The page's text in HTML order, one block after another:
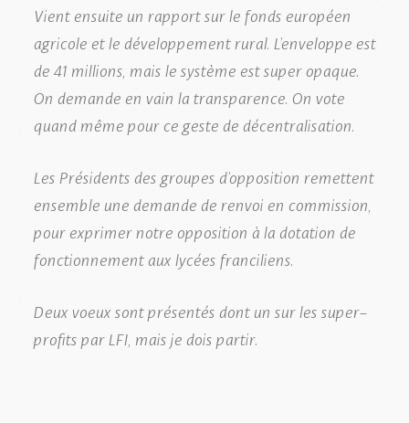
Vient ensuite un rapport sur le fonds européen
agricole et le développement rural. L’enveloppe est
de 41 millions, mais le système est super opaque.
On demande en vain la transparence. On vote
quand même pour ce geste de décentralisation.
Les Présidents des groupes d’opposition remettent
ensemble une demande de renvoi en commission,
pour exprimer notre opposition à la dotation de
fonctionnement aux lycées franciliens.
Deux voeux sont présentés dont un sur les super-
profits par LFI, mais je dois partir.